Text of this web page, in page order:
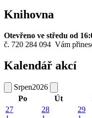
Knihovna
Otevřeno ve středu od
č. 720 284 094 Vám
Kalendář akcí
Srpen2026
Po
Út
27
28
29